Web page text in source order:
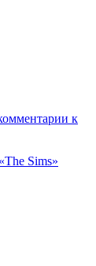
к
«The Sims»